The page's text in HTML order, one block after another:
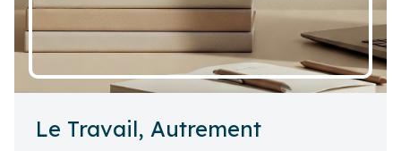
Le Travail, Autrement